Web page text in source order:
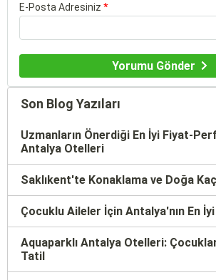
E-Posta Adresiniz *
Yorumu Gönder
Son Blog Yazıları
Uzmanların Önerdiği En İyi Fiyat-
Antalya Otelleri
Saklıkent'te Konaklama ve Doğa
Çocuklu Aileler İçin Antalya'nın En
Aquaparklı Antalya Otelleri:
Tatil